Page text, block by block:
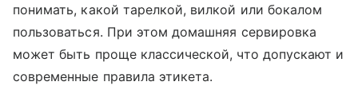
понимать, какой тарелкой, вилкой или бокалом
пользоваться. При этом домашняя сервировка
может быть проще классической, что допускают и
современные правила этикета.